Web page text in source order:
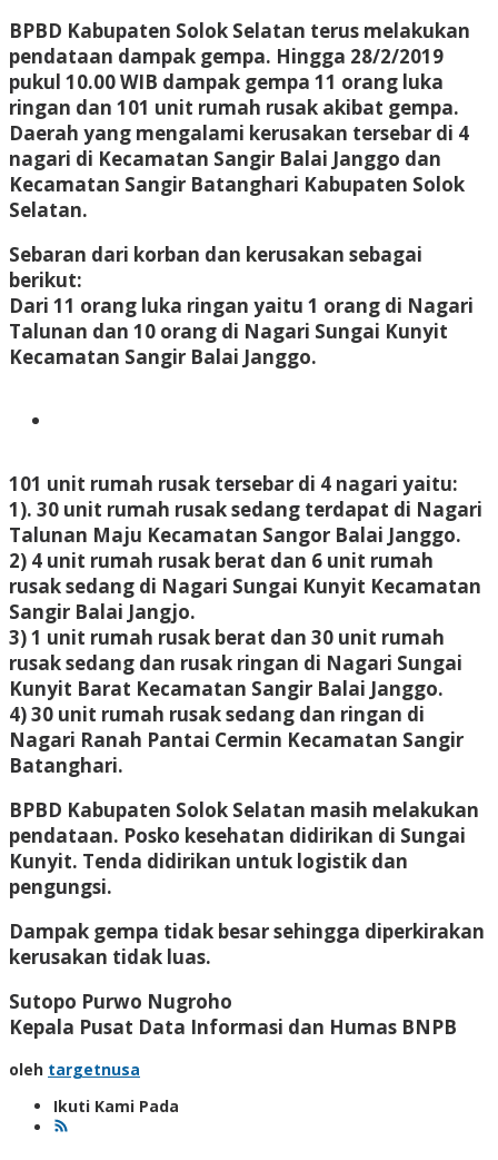
BPBD Kabupaten Solok Selatan terus melakukan
pendataan dampak gempa. Hingga 28/2/2019
pukul 10.00 WIB dampak gempa 11 orang luka
ringan dan 101 unit rumah rusak akibat gempa.
Daerah yang mengalami kerusakan tersebar di 4
nagari di Kecamatan Sangir Balai Janggo dan
Kecamatan Sangir Batanghari Kabupaten Solok
Selatan.
Sebaran dari korban dan kerusakan sebagai
berikut:
Dari 11 orang luka ringan yaitu 1 orang di Nagari
Talunan dan 10 orang di Nagari Sungai Kunyit
Kecamatan Sangir Balai Janggo.
101 unit rumah rusak tersebar di 4 nagari yaitu:
1). 30 unit rumah rusak sedang terdapat di Nagari
Talunan Maju Kecamatan Sangor Balai Janggo.
2) 4 unit rumah rusak berat dan 6 unit rumah
rusak sedang di Nagari Sungai Kunyit Kecamatan
Sangir Balai Jangjo.
3) 1 unit rumah rusak berat dan 30 unit rumah
rusak sedang dan rusak ringan di Nagari Sungai
Kunyit Barat Kecamatan Sangir Balai Janggo.
4) 30 unit rumah rusak sedang dan ringan di
Nagari Ranah Pantai Cermin Kecamatan Sangir
Batanghari.
BPBD Kabupaten Solok Selatan masih melakukan
pendataan. Posko kesehatan didirikan di Sungai
Kunyit. Tenda didirikan untuk logistik dan
pengungsi.
Dampak gempa tidak besar sehingga diperkirakan
kerusakan tidak luas.
Sutopo Purwo Nugroho
Kepala Pusat Data Informasi dan Humas BNPB
oleh targetnusa
Ikuti Kami Pada